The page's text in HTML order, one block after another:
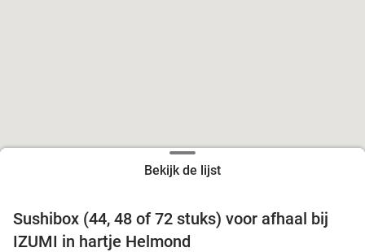
Bekijk de lijst
45%
Sushibox (44, 48 of 72 stuks) voor afhaal bij
IZUMI in hartje Helmond